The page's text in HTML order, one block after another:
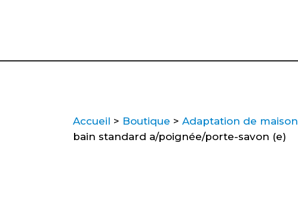
Accueil > Boutique > Adaptation de maison
bain standard a/poignée/porte-savon (e)